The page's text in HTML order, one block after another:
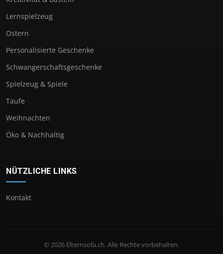
Lernspielzeug
Ostern
Personalisierte Geschenke
Schwangerschaftsgeschenke
Spielzeug & Spiele
Taufe
Weihnachten
Öko & Nachhaltig
NÜTZLICHE LINKS
Kontakt
© 2026 Elternsofa.ch. Alle Rechte vorbehalten.